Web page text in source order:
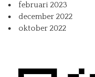
februari 2023
december 2022
oktober 2022